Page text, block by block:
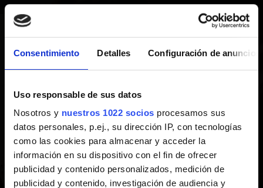
Consentimiento Detalles Configuración de anuncios
Uso responsable de sus datos
Nosotros y nuestros 1022 socios procesamos sus
datos personales, p.ej., su dirección IP, con tecnologías
como las cookies para almacenar y acceder la
información en su dispositivo con el fin de ofrecer
publicidad y contenido personalizados, medición de
publicidad y contenido, investigación de audiencia y
JUGABILIDAD
Progreso de misión
No puedo completar una misión o progresar en
ella